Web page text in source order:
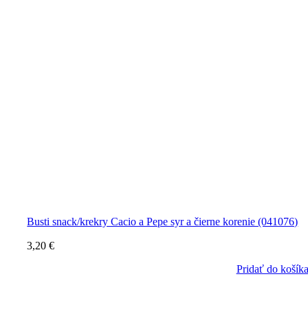
Busti snack/krekry Cacio a Pepe syr a čierne korenie (041076)
3,20€
Pridať do košíka